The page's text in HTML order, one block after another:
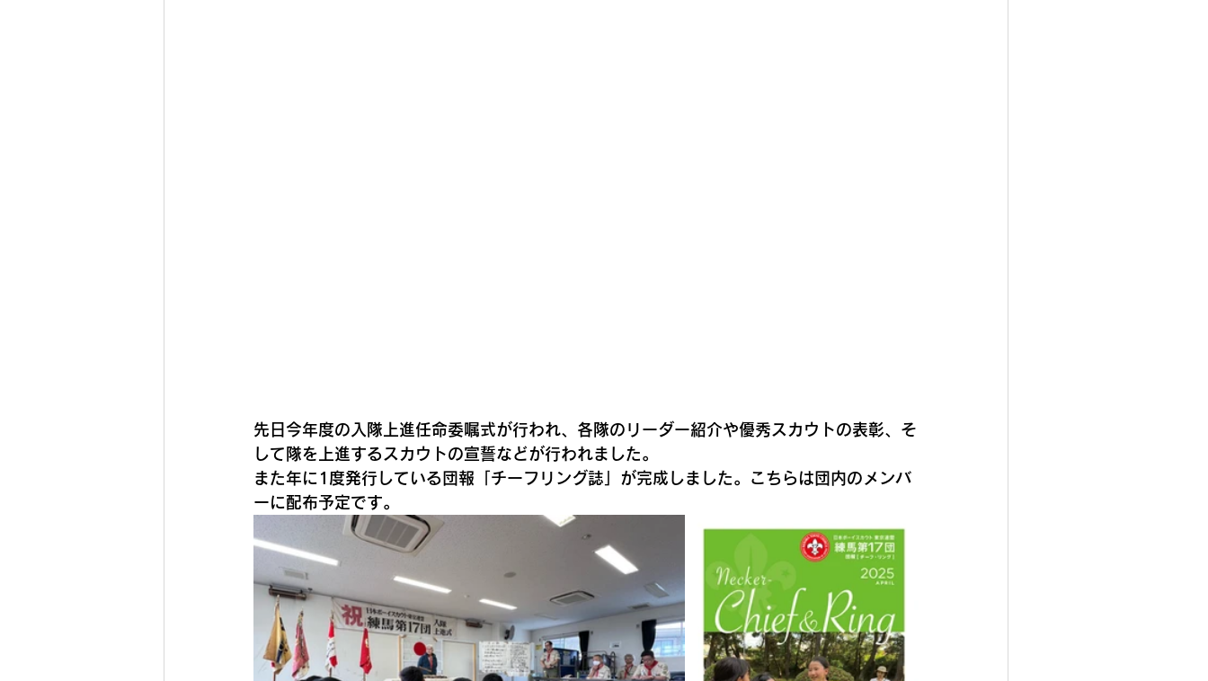
先日今年度の入隊上進任命委嘱式が行われ、各隊のリーダー紹介や優秀スカウトの表彰、そ
して隊を上進するスカウトの宣誓などが行われました。
また年に1度発行している団報「チーフリング誌」が完成しました。こちらは団内のメンバ
ーに配布予定です。